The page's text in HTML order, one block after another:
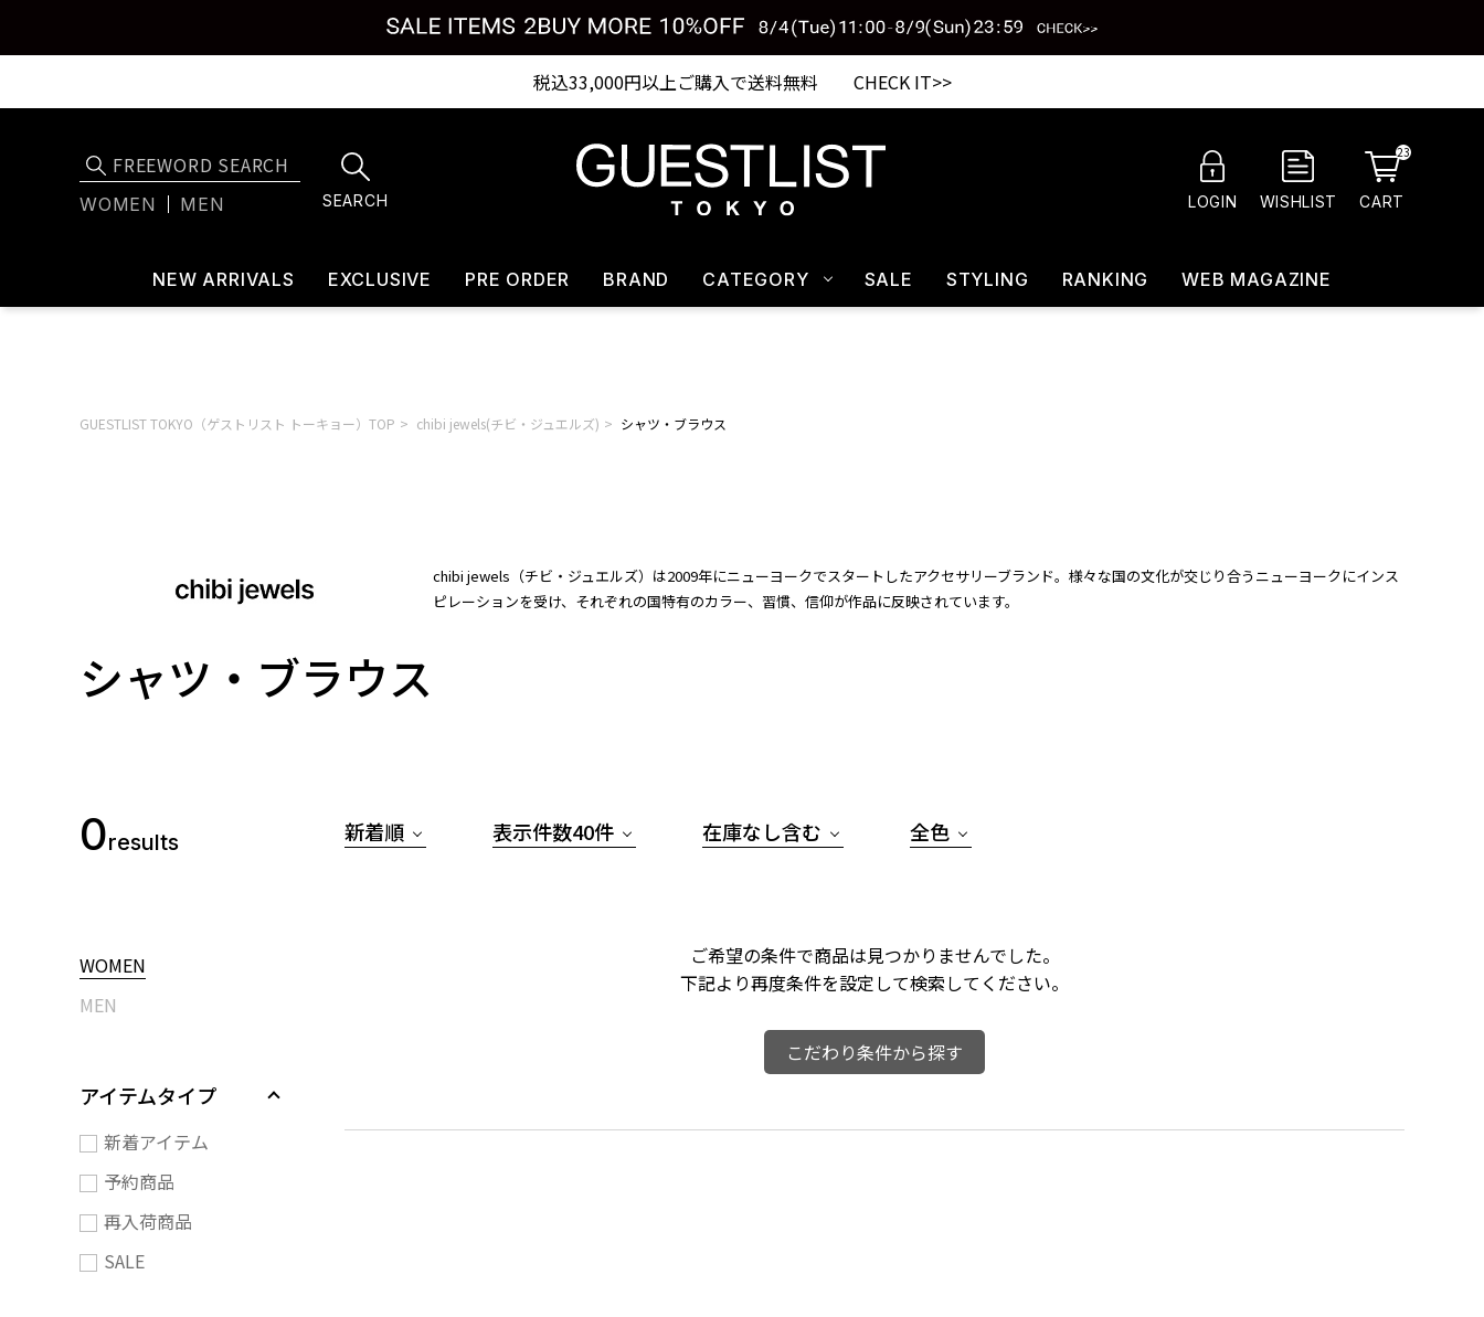
税込33,000円以上ご購入で送料無料 CHECK IT>>
WOMEN MEN SEARCH LOGIN WISHLIST CART
23
NEW ARRIVALS EXCLUSIVE PRE ORDER BRAND CATEGORY SALE STYLING RANKING WEB MAGAZINE
GUESTLIST TOKYO（ゲストリスト トーキョー）TOP chibi jewels(チビ・ジュエルズ) シャツ・ブラウス
chibi jewels（チビ・ジュエルズ）は2009年にニューヨークでスタートしたアクセサリーブランド。様々な国の文化が交じり合うニューヨークにインス
ピレーションを受け、それぞれの国特有のカラー、習慣、信仰が作品に反映されています。
シャツ・ブラウス
0results
WOMEN
MEN
アイテムタイプ
新着アイテム
予約商品
再入荷商品
SALE
新着順 表示件数40件 在庫なし含む 全色
ご希望の条件で商品は見つかりませんでした。
下記より再度条件を設定して検索してください。
こだわり条件から探す